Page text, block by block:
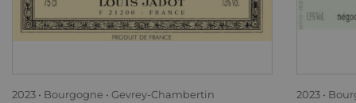
2023 Bourgogne Gevrey-Chambertin 2023